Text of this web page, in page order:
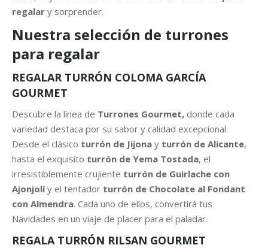
regalar y sorprender.
Nuestra selección de turrones
para regalar
REGALAR TURRÓN COLOMA GARCÍA
GOURMET
Descubre la línea de Turrones Gourmet, donde cada
variedad destaca por su sabor y calidad excepcional.
Desde el clásico turrón de Jijona y turrón de Alicante,
hasta el exquisito turrón de Yema Tostada, el
irresistiblemente crujiente turrón de Guirlache con
Ajonjolíy el tentador turrón de Chocolate al Fondant
con Almendra. Cada uno de ellos, convertirá tus
Navidades en un viaje de placer para el paladar.
REGALA TURRÓN RILSAN GOURMET